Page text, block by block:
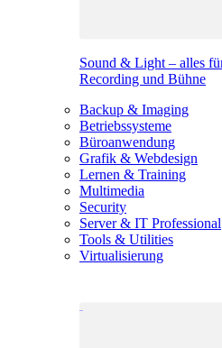
Sound & Light – alles
Recording und Bühne
Backup & Imaging
Betriebssysteme
Büroanwendung
Grafik & Webdesign
Lernen & Training
Multimedia
Security
Server & IT Professional
Tools & Utilities
Virtualisierung